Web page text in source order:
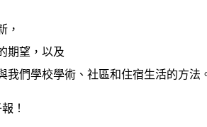
，
期望，以及
我們學校學術、社區和住宿生活的方法
！